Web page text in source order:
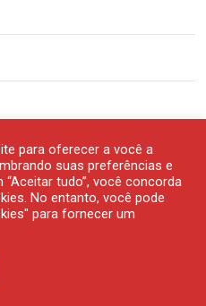
para oferecer a você a
suas preferências e
tudo”, você concorda
No entanto, você pode
para fornecer um